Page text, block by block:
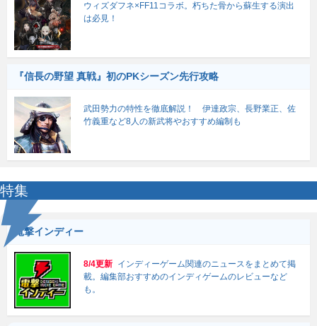
ウィズダフネ×FF11コラボ。朽ちた骨から蘇生する演出
は必見！
『信長の野望 真戦』初のPKシーズン先行攻略
武田勢力の特性を徹底解説！ 伊達政宗、長野業正、佐
竹義重など8人の新武将やおすすめ編制も
特集
電撃インディー
8/4更新 インディーゲーム関連のニュースをまとめて掲
載。編集部おすすめのインディゲームのレビューなど
も。